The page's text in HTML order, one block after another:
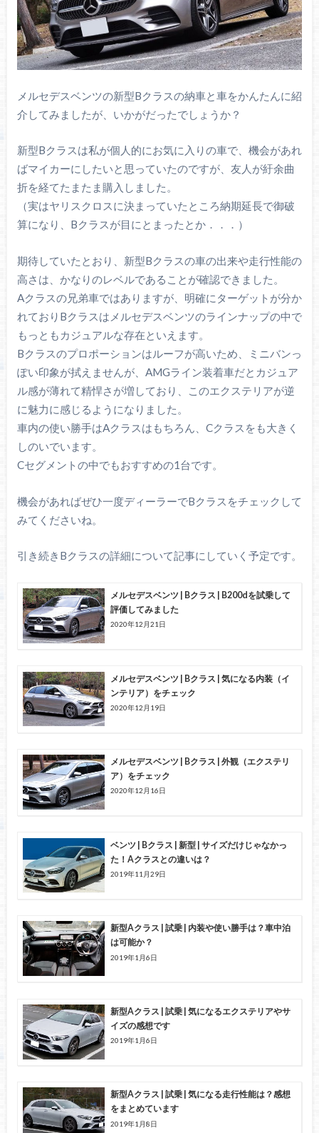
メルセデスベンツの新型Bクラスの納車と車をかんたんに紹
介してみましたが、いかがだったでしょうか？
新型Bクラスは私が個人的にお気に入りの車で、機会があれ
ばマイカーにしたいと思っていたのですが、友人が紆余曲
折を経てたまたま購入しました。
（実はヤリスクロスに決まっていたところ納期延長で御破
算になり、Bクラスが目にとまったとか．．．）
期待していたとおり、新型Bクラスの車の出来や走行性能の
高さは、かなりのレベルであることが確認できました。
Aクラスの兄弟車ではありますが、明確にターゲットが分か
れておりBクラスはメルセデスベンツのラインナップの中で
もっともカジュアルな存在といえます。
Bクラスのプロポーションはルーフが高いため、ミニバンっ
ぽい印象が拭えませんが、AMGライン装着車だとカジュア
ル感が薄れて精悍さが増しており、このエクステリアが逆
に魅力に感じるようになりました。
車内の使い勝手はAクラスはもちろん、Cクラスをも大きく
しのいでいます。
Cセグメントの中でもおすすめの1台です。
機会があればぜひ一度ディーラーでBクラスをチェックして
みてくださいね。
引き続きBクラスの詳細について記事にしていく予定です。
メルセデスベンツ | Bクラス | B200dを試乗して
評価してみました
2020年12月21日
メルセデスベンツ | Bクラス | 気になる内装（イ
ンテリア）をチェック
2020年12月19日
メルセデスベンツ | Bクラス | 外観（エクステリ
ア）をチェック
2020年12月16日
ベンツ | Bクラス | 新型 | サイズだけじゃなかっ
た！Aクラスとの違いは？
2019年11月29日
新型Aクラス | 試乗 | 内装や使い勝手は？車中泊
は可能か？
2019年1月6日
新型Aクラス | 試乗 | 気になるエクステリアやサ
イズの感想です
2019年1月6日
新型Aクラス | 試乗 | 気になる走行性能は？感想
をまとめています
2019年1月8日